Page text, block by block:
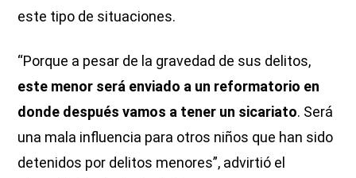
este tipo de situaciones.
“Porque a pesar de la gravedad de sus delitos,
este menor será enviado a un reformatorio en
donde después vamos a tener un sicariato. Será
una mala influencia para otros niños que han sido
detenidos por delitos menores”, advirtió el